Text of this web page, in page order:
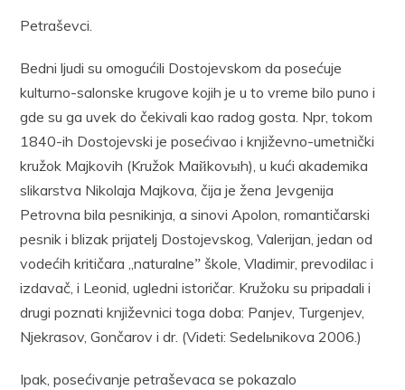
Petraševci.
Bedni ljudi su omogućili Dostojevskom da posećuje
kulturno-salonske krugove kojih je u to vreme bilo puno i
gde su ga uvek do čekivali kao radog gosta. Npr, tokom
1840-ih Dostojevski je posećivao i književno-umetnički
kružok Majkovih (Kružok Maйkovыh), u kući akademika
slikarstva Nikolaja Majkova, čija je žena Jevgenija
Petrovna bila pesnikinja, a sinovi Apolon, romantičarski
pesnik i blizak prijatelj Dostojevskog, Valerijan, jedan od
vodećih kritičara „naturalneˮ škole, Vladimir, prevodilac i
izdavač, i Leonid, ugledni istoričar. Kružoku su pripadali i
drugi poznati književnici toga doba: Panjev, Turgenjev,
Njekrasov, Gončarov i dr. (Videti: Sedelьnikova 2006.)
Ipak, posećivanje petraševaca se pokazalo